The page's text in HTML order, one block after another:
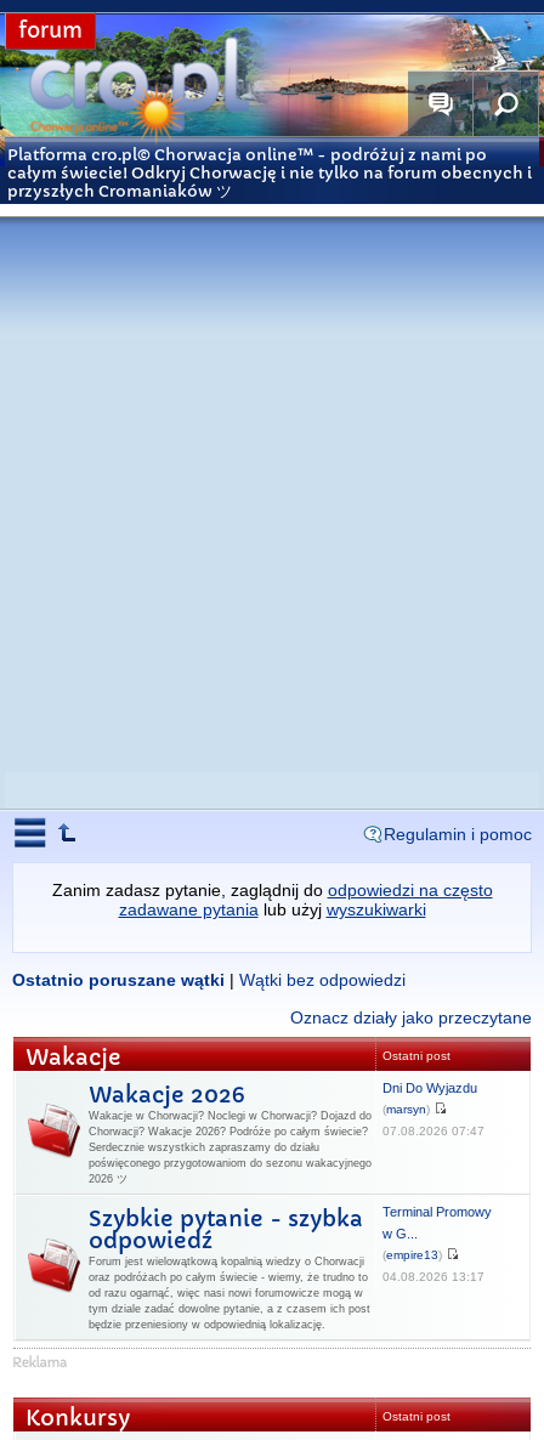
forum
Platforma cro.pl© Chorwacja online™ - podróżuj z nami po
całym świecie! Odkryj Chorwację i nie tylko na forum obecnych i
przyszłych Cromaniaków ツ
Regulamin i pomoc
Zanim zadasz pytanie, zaglądnij do odpowiedzi na często
zadawane pytania lub użyj wyszukiwarki
Ostatnio poruszane wątki | Wątki bez odpowiedzi
Oznacz działy jako przeczytane
Wakacje Ostatni post
Wakacje 2026
Wakacje w Chorwacji? Noclegi w Chorwacji? Dojazd do
Chorwacji? Wakacje 2026? Podróże po całym świecie?
Serdecznie wszystkich zapraszamy do działu
poświęconego przygotowaniom do sezonu wakacyjnego
2026 ツ
Dni Do Wyjazdu
(marsyn)
07.08.2026 07:47
Szybkie pytanie - szybka
odpowiedź
Forum jest wielowątkową kopalnią wiedzy o Chorwacji
oraz podróżach po całym świecie - wiemy, że trudno to
od razu ogarnąć, więc nasi nowi forumowicze mogą w
tym dziale zadać dowolne pytanie, a z czasem ich post
będzie przeniesiony w odpowiednią lokalizację.
Terminal Promowy
w G...
(empire13)
04.08.2026 13:17
Konkursy Ostatni post